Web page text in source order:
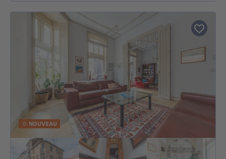
NOUVEAU